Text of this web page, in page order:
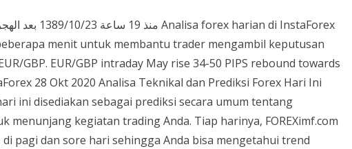
menit untuk membantu trader mengambil keputusan
GBP. EUR/GBP intraday May rise 34-50 PIPS rebound towards
28 Okt 2020 Analisa Teknikal dan Prediksi Forex Hari Ini
ini disediakan sebagai prediksi secara umum tentang
menunjang kegiatan trading Anda. Tiap harinya, FOREXimf.com
di pagi dan sore hari sehingga Anda bisa mengetahui trend